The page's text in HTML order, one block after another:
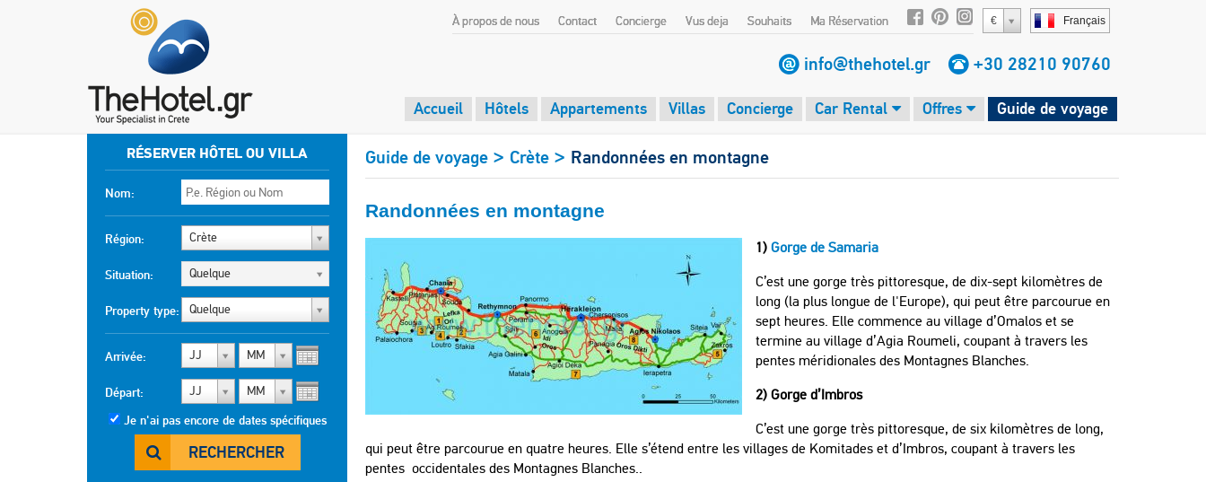
Français
€
À propos de nous Contact Concierge Vus deja Souhaits Ma Réservation
info@thehotel.gr +30 28210 90760
Accueil Hôtels Appartements Villas Concierge Car Rental Offres Guide de voyage
RÉSERVER HÔTEL OU VILLA
Nom:
Région: Crète
Situation: Quelque
Property type: Quelque
Arrivée: JJ MM
Départ: JJ MM
Je n'ai pas encore de dates spécifiques
RECHERCHER
Guide de voyage > Crète > Randonnées en montagne
Randonnées en montagne
1) Gorge de Samaria
C’est une gorge très pittoresque, de dix-sept kilomètres de
long (la plus longue de l'Europe), qui peut être parcourue en
sept heures. Elle commence au village d’Omalos et se
termine au village d’Agia Roumeli, coupant à travers les
pentes méridionales des Montagnes Blanches.
2) Gorge d’Imbros
C’est une gorge très pittoresque, de six kilomètres de long,
qui peut être parcourue en quatre heures. Elle s’étend entre les villages de Komitades et d’Imbros, coupant à travers les
pentes occidentales des Montagnes Blanches..